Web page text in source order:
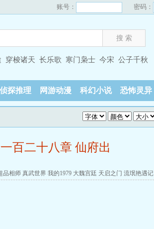
账号： 密码：
穿梭诸天 长乐歌 寒门枭士 今宋 公子千秋
侦探推理 网游动漫 科幻小说 恐怖灵异
百二十八章 仙府出
品相师 真武世界 我的1979 大魏宫廷 天启之门 流氓艳遇记